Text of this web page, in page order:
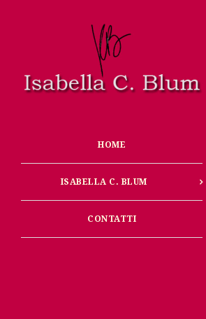
HOME
ISABELLA C. BLUM
CONTATTI